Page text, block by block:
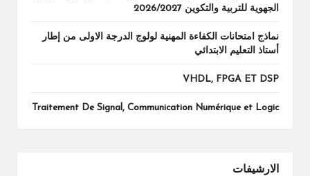
الجهوية للتربية والتكوين 2026/2027
نماذج امتحانات الكفاءة المهنية لولوج الدرجة الاولى من إطار
أستاذ التعليم الابتدائي
VHDL, FPGA ET DSP
Traitement De Signal, Communication Numérique et Logic
الارشيفات